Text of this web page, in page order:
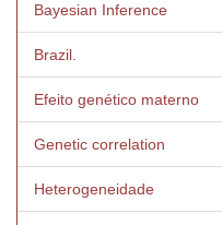
Bayesian Inference
Brazil.
Efeito genético materno
Genetic correlation
Heterogeneidade